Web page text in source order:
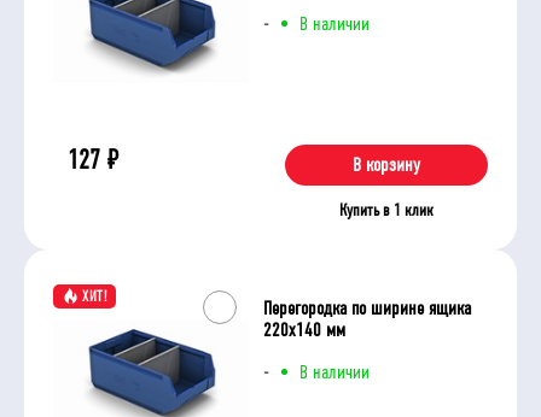
- В наличии
127 ₽ В корзину
Купить в 1 клик
ХИТ!
- В наличии
Перегородка по ширине ящика
220х140 мм